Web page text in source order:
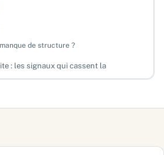
de structure ?
: les signaux qui cassent la